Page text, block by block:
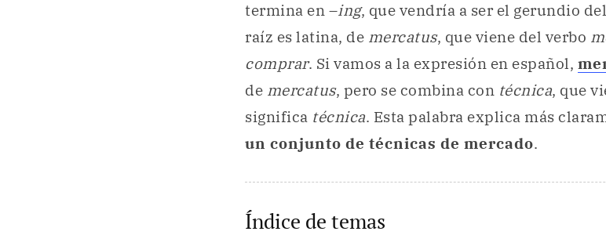
termina en –ing, que vendría a ser el gerundio
raíz es latina, de mercatus, que viene del verbo
comprar. Si vamos a la expresión en español,
de mercatus, pero se combina con técnica, que
significa técnica. Esta palabra explica más
un conjunto de técnicas de mercado.
Índice de temas